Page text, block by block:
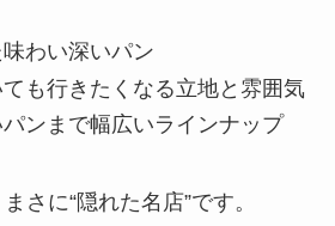
わい深いパン
も行きたくなる立地と雰囲気
ンまで幅広いラインナップ
さに“隠れた名店”です。